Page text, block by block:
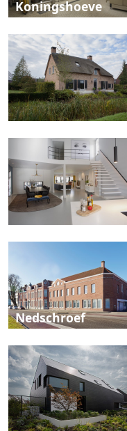
Koningshoeve
Nedschroef